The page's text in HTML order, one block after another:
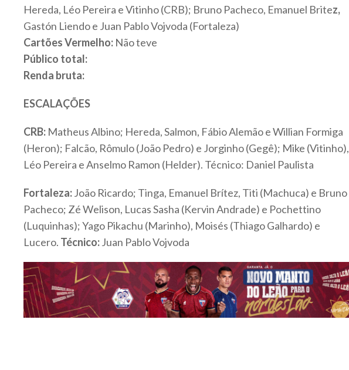
Hereda, Léo Pereira e Vitinho (CRB); Bruno Pacheco, Emanuel Britez,
Gastón Liendo e Juan Pablo Vojvoda (Fortaleza)
Cartões Vermelho: Não teve
Público total:
Renda bruta:
ESCALAÇÕES
CRB: Matheus Albino; Hereda, Salmon, Fábio Alemão e Willian Formiga
(Heron); Falcão, Rômulo (João Pedro) e Jorginho (Gegê); Mike (Vitinho),
Léo Pereira e Anselmo Ramon (Helder). Técnico: Daniel Paulista
Fortaleza:João Ricardo; Tinga, Emanuel Brítez, Titi (Machuca) e Bruno
Pacheco; Zé Welison, Lucas Sasha (Kervin Andrade) e Pochettino
(Luquinhas); Yago Pikachu (Marinho), Moisés (Thiago Galhardo) e
Lucero. Técnico:Juan Pablo Vojvoda